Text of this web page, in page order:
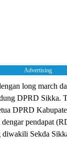
Advertising
long march
DPRD Sikka.
DPRD
pendapat
diwakili Sekda